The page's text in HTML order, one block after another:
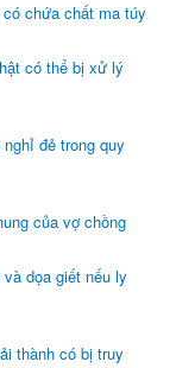
chứa chất ma túy
có thể bị xử lý
đẻ trong quy
của vợ chồng
dọa giết nếu ly
thành có bị truy